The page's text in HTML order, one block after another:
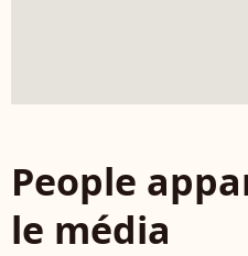
People
le média